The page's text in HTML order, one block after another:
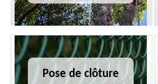
Pose de clôture